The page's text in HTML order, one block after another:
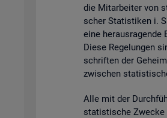
die Mit­ar­bei­ter von
scher Sta­tis­ti­ken i.
eine her­aus­ra­gen­de
Diese Re­ge­lun­gen
schrif­ten der
zwi­schen
Alle mit der
sta­tis­ti­sche Zwe­cke